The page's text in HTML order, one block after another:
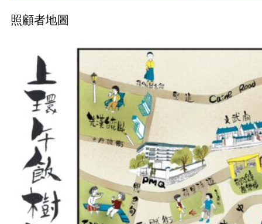
照顧者地圖